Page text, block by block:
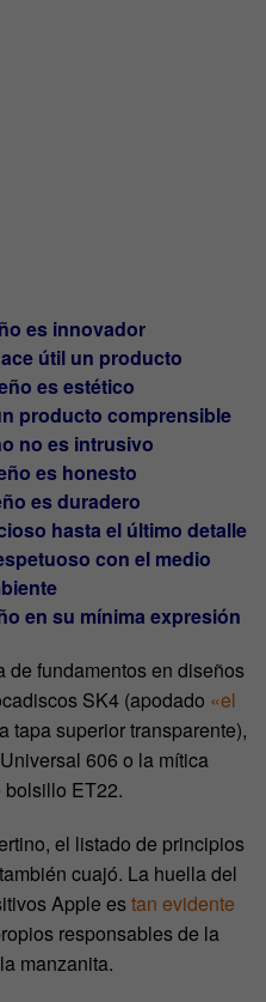
es innovador
útil un producto
es estético
producto comprensible
no es intrusivo
es honesto
es duradero
hasta el último detalle
con el medio
en su mínima expresión
de fundamentos en diseños
SK4 (apodado «el
tapa superior transparente),
606 o la mítica
ET22.
el listado de principios
cuajó. La huella del
Apple estan evidente
responsables de la
manzanita.